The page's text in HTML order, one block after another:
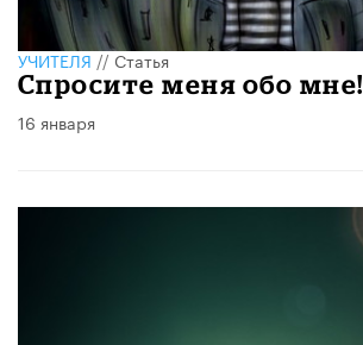
УЧИТЕЛЯ//Статья
Спросите меня обо мне!
16 января